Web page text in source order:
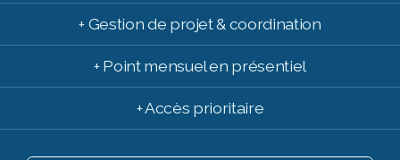
+ Gestion de projet & coordination
+ Point mensuel en présentiel
+ Accès prioritaire